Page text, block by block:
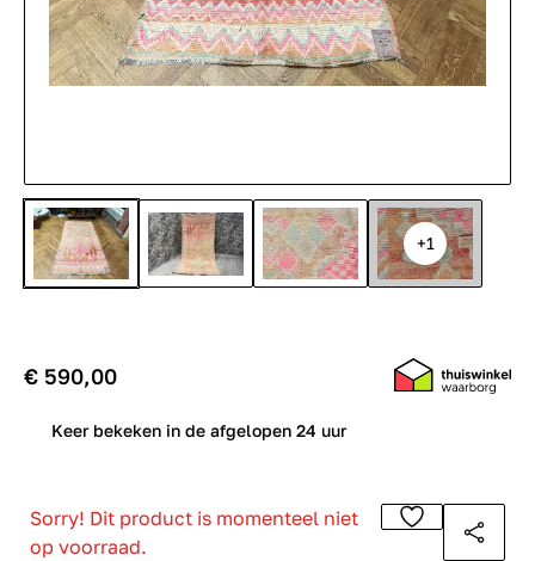
+1
€ 590,00
Keer bekeken in de afgelopen 24 uur
Sorry! Dit product is momenteel niet
op voorraad.